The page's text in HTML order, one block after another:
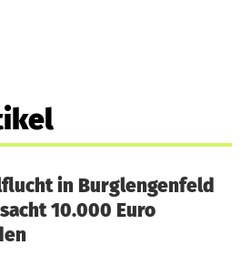
in Burglengenfeld
10.000 Euro